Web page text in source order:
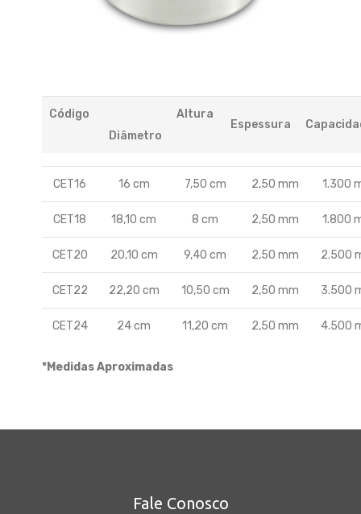
Código
Diâmetro
Altura
Espessura
CET16 16 cm 7,50 cm 2,50 mm 1.300
CET18 18,10 cm 8 cm 2,50 mm 1.800
CET20 20,10 cm 9,40 cm 2,50 mm 2.500
CET22 22,20 cm 10,50 cm 2,50 mm 3.500
CET24 24 cm 11,20 cm 2,50 mm 4.500
*Medidas Aproximadas
Fale Conosco